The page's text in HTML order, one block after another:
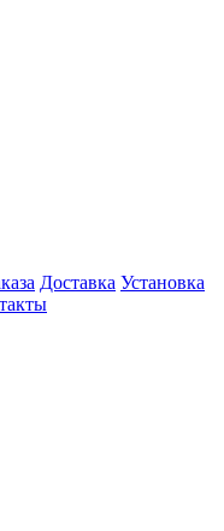
Доставка Установка